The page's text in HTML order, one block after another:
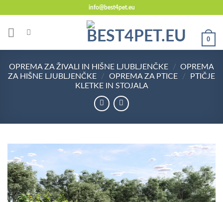
vsebino
info@best4pet.eu
0
OPREMA ZA ŽIVALI IN HIŠNE LJUBLJENČKE / OPREMA
ZA HIŠNE LJUBLJENČKE
/ OPREMA ZA PTICE /
PTIČJE
KLETKE IN STOJALA